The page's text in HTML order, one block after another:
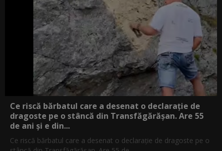
Ce riscă bărbatul care a desenat o declarație de
dragoste pe o stâncă din Transfăgărășan. Are 55
de ani și e din...
Ce riscă bărbatul care a desenat o declarație de dragoste pe o